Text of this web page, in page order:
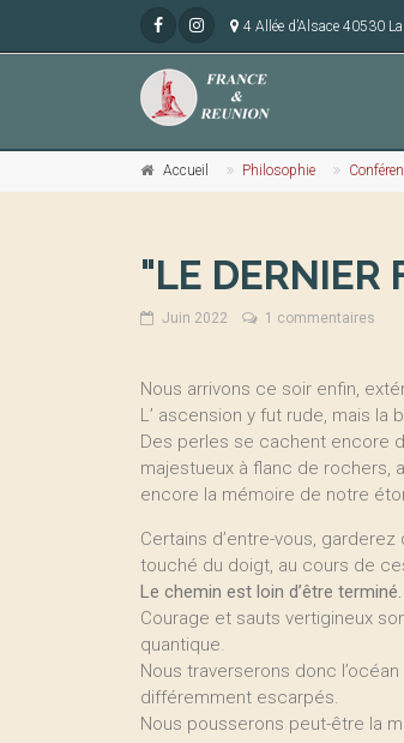
4 Allée d’Alsace 40530
Accueil Philosophie
"LE DERNIER
Juin 2022 1 commentaires
Nous arrivons ce soir enfin,
L’ ascension y fut rude, mais la
Des perles se cachent encore
majestueux à flanc de
encore la mémoire de notre
Certains d’entre-vous,
touché du doigt, au cours de
Le chemin est loin d’être
Courage et sauts vertigineux
quantique.
Nous traverserons donc
différemment escarpés.
Nous pousserons peut-être la